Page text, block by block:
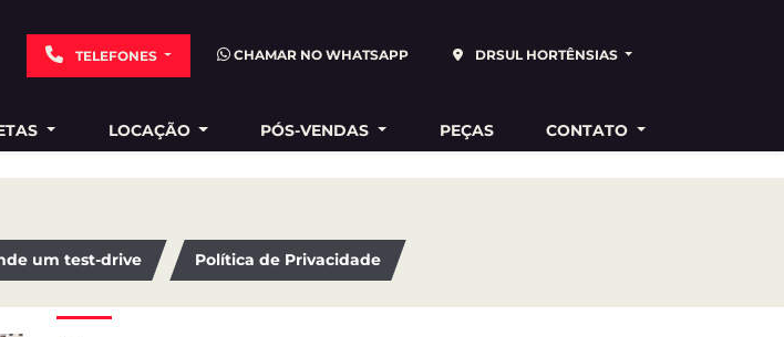
TELEFONES DRSUL HORTÊNSIAS
CHAMAR NO WHATSAPP
LOCAÇÃO PÓS-VENDAS PEÇAS CONTATO
um test-drive Política de Privacidade